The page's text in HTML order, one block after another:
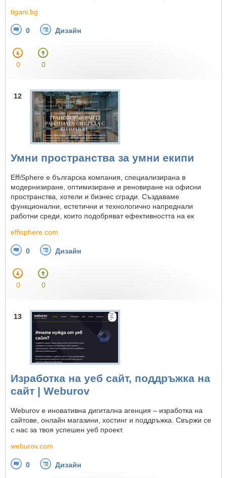
tigani.bg
0 Дизайн
0 0
12
Умни пространства за умни екипи
EffiSphere е българска компания, специализирана в
модернизиране, оптимизиране и реновиране на офисни
пространства, хотели и бизнес сгради. Създаваме
функционални, естетични и технологично напреднали
работни среди, които подобряват ефективността на ек
effisphere.com
0 Дизайн
0 0
13
Изработка на уеб сайт, поддръжка на
сайт | Weburov
Weburov е иновативна дигитална агенция – изработка на
сайтове, онлайн магазини, хостинг и поддръжка. Свържи се
с нас за твоя успешен уеб проект.
weburov.com
0 Дизайн